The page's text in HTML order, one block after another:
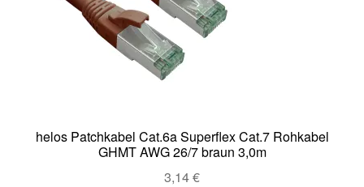
helos Patchkabel Cat.6a Superflex Cat.7 Rohkabel
GHMT AWG 26/7 braun 3,0m
3,14€